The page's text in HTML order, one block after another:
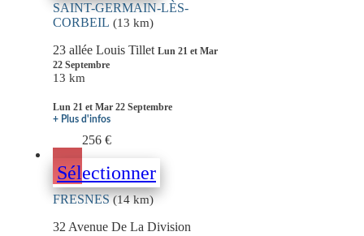
SAINT-GERMAIN-LÈS-
CORBEIL (13 km)
23 allée Louis Tillet Lun 21 et Mar
22 Septembre
13 km
Lun 21 et Mar 22 Septembre
+ Plus d'infos
256 €
Sélectionner
FRESNES(14 km)
32 Avenue De La Division